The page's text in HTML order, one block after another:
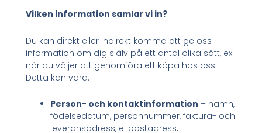
Vilken information samlar vi in?
Du kan direkt eller indirekt komma att ge oss
information om dig själv på ett antal olika sätt, ex
när du väljer att genomföra ett köpa hos oss.
Detta kan vara:
Person- och kontaktinformation – namn,
födelsedatum, personnummer, faktura- och
leveransadress, e-postadress,